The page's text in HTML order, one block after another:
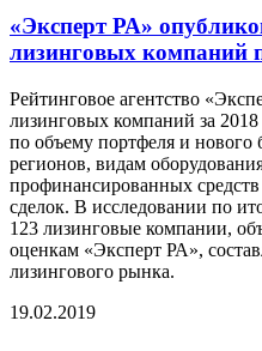
«Эксперт РА»
лизинговых компаний
Рейтинговое агентство
лизинговых компаний за
по объему портфеля и нового
регионов, видам
профинансированных
сделок. В исследовании по
123 лизинговые компании,
оценкам «Эксперт РА»,
лизингового рынка.
19.02.2019